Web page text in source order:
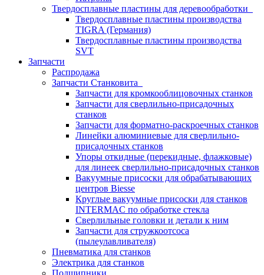
Твердосплавные пластины для деревообработки
Твердосплавные пластины производства
TIGRA (Германия)
Твердосплавные пластины производства
SVT
Запчасти
Распродажа
Запчасти Станковита
Запчасти для кромкооблицовочных станков
Запчасти для сверлильно-присадочных
станков
Запчасти для форматно-раскроечных станков
Линейки алюминиевые для сверлильно-
присадочных станков
Упоры откидные (перекидные, флажковые)
для линеек сверлильно-присадочных станков
Вакуумные присоски для обрабатывающих
центров Biesse
Круглые вакуумные присоски для станков
INTERMAC по обработке стекла
Сверлильные головки и детали к ним
Запчасти для стружкоотсоса
(пылеулавливателя)
Пневматика для станков
Электрика для станков
Подшипники